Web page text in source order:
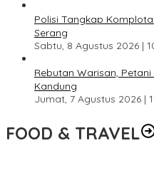
Polisi Tangkap
Serang
Sabtu, 8 Agustus 2026 |
Rebutan Warisan,
Kandung
Jumat, 7 Agustus 2026 |
FOOD & TRAVEL